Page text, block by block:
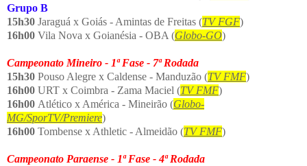
Grupo B
15h30 Jaraguá x Goiás - Amintas de Freitas (TV FGF)
16h00 Vila Nova x Goianésia - OBA (Globo-GO)
Campeonato Mineiro - 1ª Fase - 7ª Rodada
15h30 Pouso Alegre x Caldense - Manduzão (TV FMF)
16h00 URT x Coimbra - Zama Maciel (TV FMF)
16h00 Atlético x América - Mineirão (Globo-
MG/SporTV/Premiere)
16h00 Tombense x Athletic - Almeidão (TV FMF)
Campeonato Paraense - 1ª Fase - 4ª Rodada